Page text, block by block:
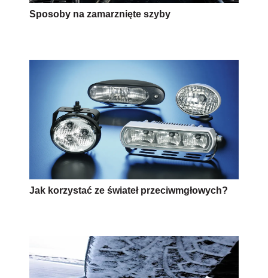
Sposoby na zamarznięte szyby
Jak korzystać ze świateł przeciwmgłowych?